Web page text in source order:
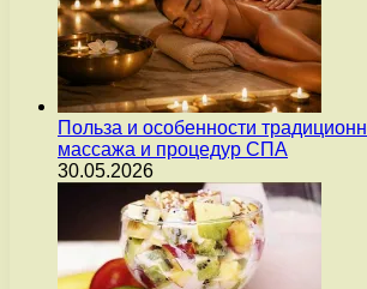
Польза и особенности
массажа и процедур СПА
30.05.2026